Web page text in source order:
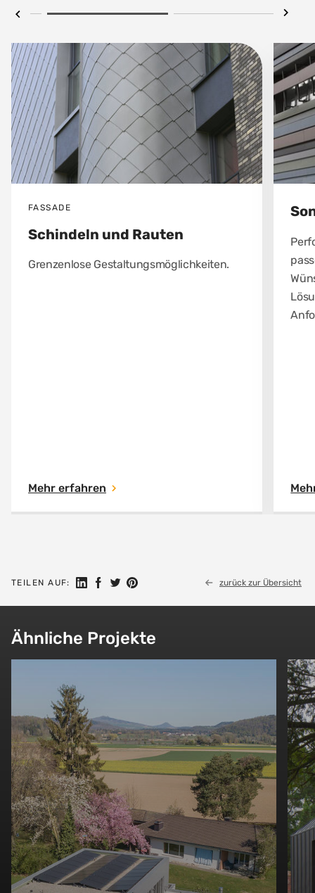
FASSADE
Schindeln und Rauten
Grenzenlose Gestaltungsmöglichkeiten.
Mehr erfahren
TEILEN AUF: Auf LinkedIn teilen
Auf Facebook teilen
Auf Twitter teilen
Auf Pinterest teilenzurück zur Übersicht
Ähnliche Projekte